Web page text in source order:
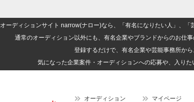
オーディションサイト narrow(ナロー)なら、「有名になりたい人」、
通常のオーディション以外にも、有名企業やブランドからのお仕
登録するだけで、有名企業や芸能事務所か
気になった企業案件・オーディションへの応募や、入り
オーディション
マイページ